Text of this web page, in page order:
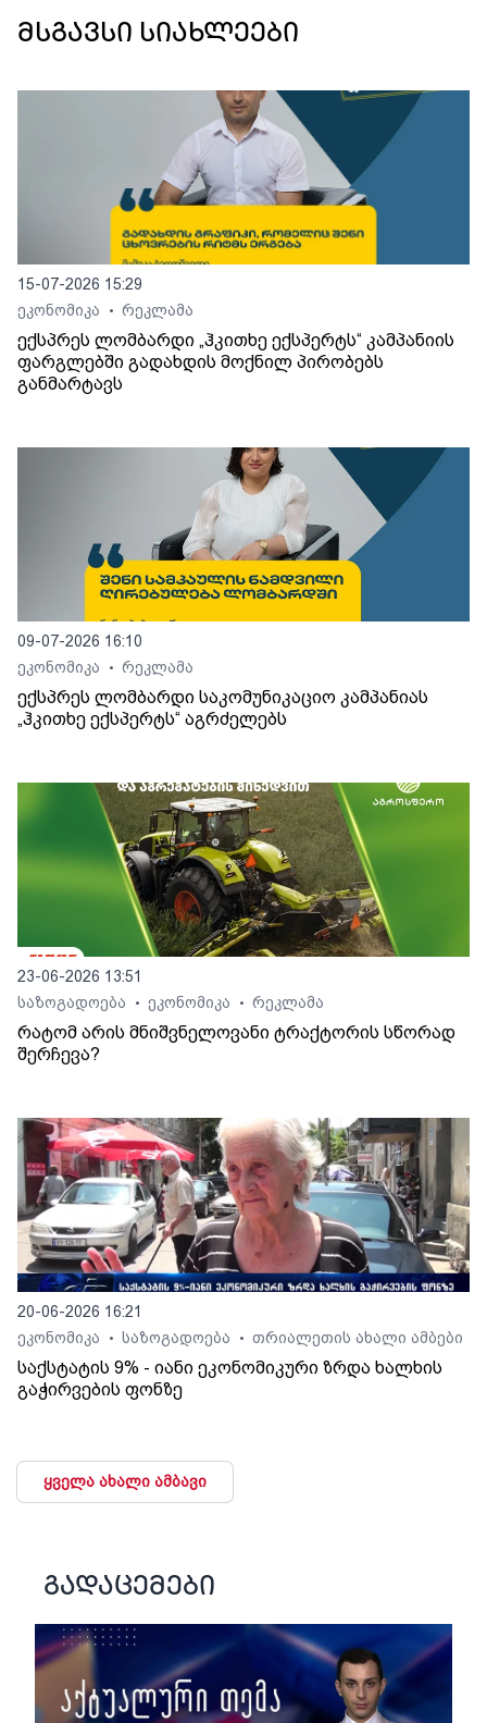
მსგავსი სიახლეები
15-07-2026 15:29
ეკონომიკა
• რეკლამა
ექსპრეს ლომბარდი „ჰკითხე ექსპერტს“ კამპანიის
ფარგლებში გადახდის მოქნილ პირობებს
განმარტავს
09-07-2026 16:10
ეკონომიკა
• რეკლამა
ექსპრეს ლომბარდი საკომუნიკაციო კამპანიას
„ჰკითხე ექსპერტს“ აგრძელებს
23-06-2026 13:51
საზოგადოება
• ეკონომიკა • რეკლამა
რატომ არის მნიშვნელოვანი ტრაქტორის სწორად
შერჩევა?
20-06-2026 16:21
ეკონომიკა
• საზოგადოება • თრიალეთის ახალი ამბები
საქსტატის 9% - იანი ეკონომიკური ზრდა ხალხის
გაჭირვების ფონზე
ყველა ახალი ამბავი
გადაცემები